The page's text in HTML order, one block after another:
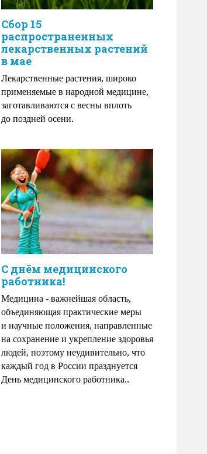
Сбор 15
распространенных
лекарственных растений
в мае
Лекарственные растения, широко
применяемые в народной медицине,
заготавливаются с весны вплоть
до поздней осени.
С днём медицинского
работника!
Медицина - важнейшая область,
объединяющая практические меры
и научные положения, направленные
на сохранение и укрепление здоровья
людей, поэтому неудивительно, что
каждый год в России празднуется
День медицинского работника..